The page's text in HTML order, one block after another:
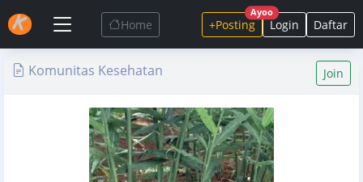
Home +Posting
Ayoo
Login Daftar
Komunitas Kesehatan Join